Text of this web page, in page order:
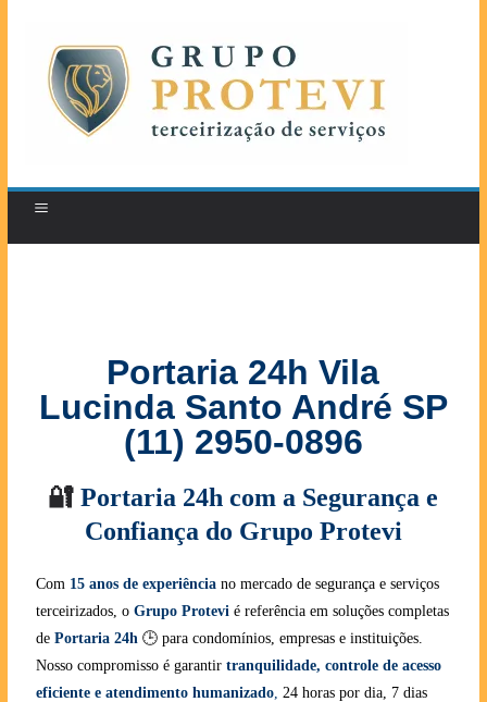
Portaria 24h Vila
Lucinda Santo André SP
(11) 2950-0896
🔐Portaria 24h com a Segurança e
Confiança do Grupo Protevi
Com 15 anos de experiênciano mercado de segurança e serviços
terceirizados, o Grupo Protevi é referência em soluções completas
de Portaria 24h🕒 para condomínios, empresas e instituições.
Nosso compromisso é garantir tranquilidade, controle de acesso
eficiente e atendimento humanizado, 24 horas por dia, 7 dias